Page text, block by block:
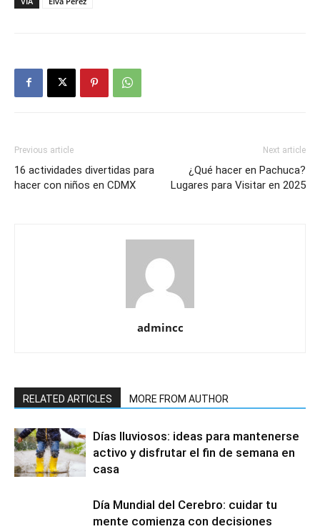
Previous article
16 actividades divertidas para
hacer con niños en CDMX
Next article
¿Qué hacer en Pachuca?
Lugares para Visitar en 2025
admincc
RELATED ARTICLES MORE FROM AUTHOR
Días lluviosos: ideas para mantenerse
activo y disfrutar el fin de semana en
casa
Día Mundial del Cerebro: cuidar tu
mente comienza con decisiones